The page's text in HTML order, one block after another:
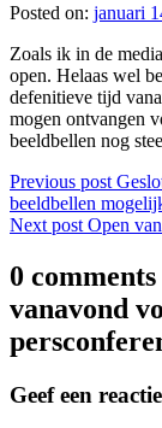
Posted on: januari
Zoals ik in de
open. Helaas wel
defenitieve tijd
mogen ontvangen
beeldbellen nog
Bericht
navigatie
Previous post
beeldbellen
Next post Open
0
vanavond
Geef een reactie